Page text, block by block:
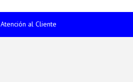
Atención al Cliente